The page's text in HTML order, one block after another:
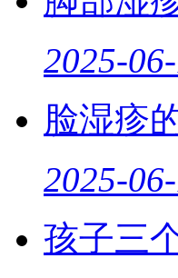
2025-
脸湿疹
2025-
孩子三